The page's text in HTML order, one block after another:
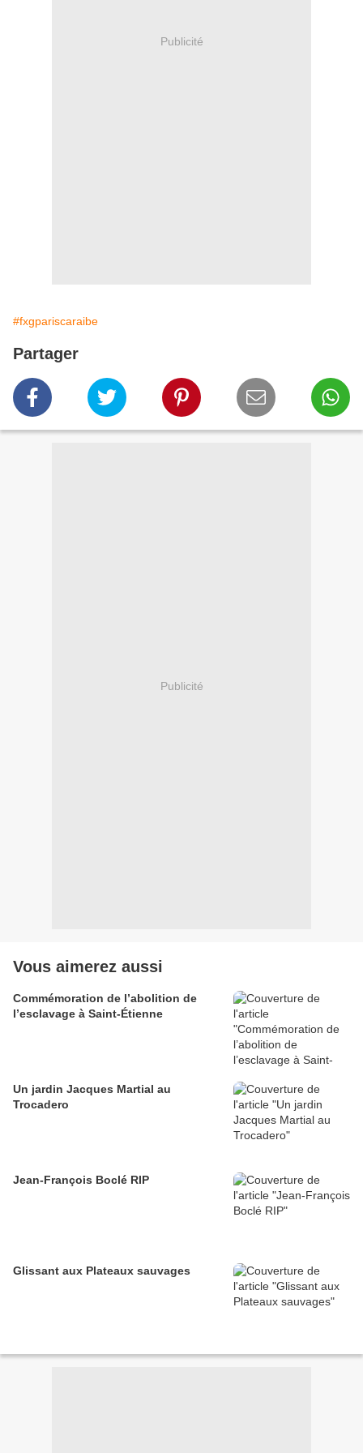
Publicité
#fxgpariscaraibe
Partager
Publicité
Vous aimerez aussi
Commémoration de l’abolition de
l’esclavage à Saint-Étienne
Un jardin Jacques Martial au
Trocadero
Jean-François Boclé RIP
Glissant aux Plateaux sauvages